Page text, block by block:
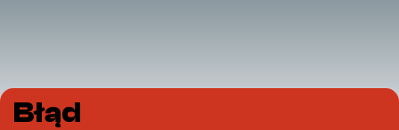
Błąd